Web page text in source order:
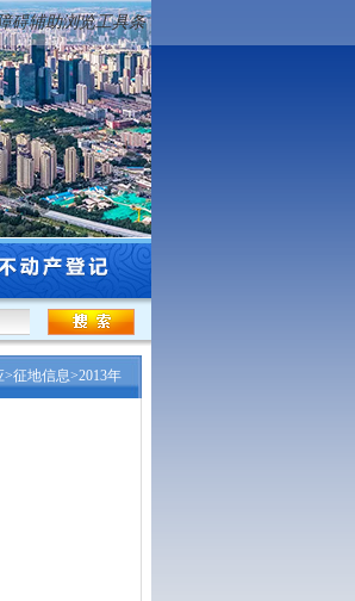
碍辅助浏览工具条
业行业高级专业技术...
>征地信息>2013年